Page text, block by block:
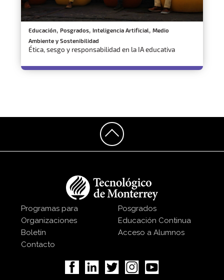
Educación, Posgrados, Inteligencia Artificial, Medio
Ambiente y Sostenibilidad
Ética, sesgo y responsabilidad en la IA educativa
Programas para
Organizaciones
Boletín
Contacto
Posgrados
Educación Continua
Acceso a Alumnos